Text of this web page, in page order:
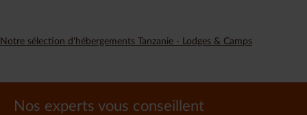
Notre sélection d'hébergements Tanzanie - Lodges & Camps
Nos experts vous conseillent